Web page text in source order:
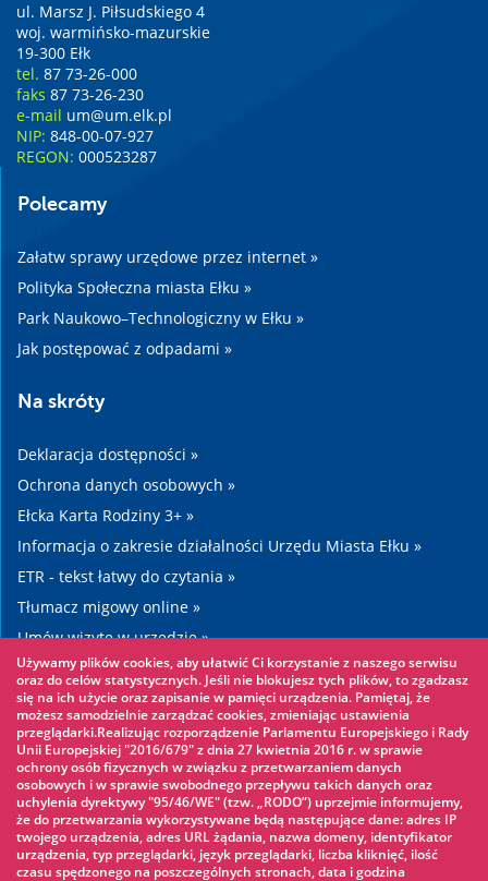
ul. Marsz J. Piłsudskiego 4
woj. warmińsko-mazurskie
19-300 Ełk
tel. 87 73-26-000
faks 87 73-26-230
e-mail um@um.elk.pl
NIP: 848-00-07-927
REGON: 000523287
Polecamy
Załatw sprawy urzędowe przez internet »
Polityka Społeczna miasta Ełku »
Park Naukowo–Technologiczny w Ełku »
Jak postępować z odpadami »
Na skróty
Deklaracja dostępności »
Ochrona danych osobowych »
Ełcka Karta Rodziny 3+ »
Informacja o zakresie działalności Urzędu Miasta Ełku »
ETR - tekst łatwy do czytania »
Tłumacz migowy online »
Umów wizytę w urzędzie »
Drogi »
Warto zobaczyć
Park linowy »
Park Wodny »
Lodowisko »
KINOECK »
Używamy plików cookies, aby ułatwić Ci korzystanie z naszego serwisu
oraz do celów statystycznych. Jeśli nie blokujesz tych plików, to zgadzasz
się na ich użycie oraz zapisanie w pamięci urządzenia. Pamiętaj, że
możesz samodzielnie zarządzać cookies, zmieniając ustawienia
przeglądarki.Realizując rozporządzenie Parlamentu Europejskiego i Rady
Unii Europejskiej "2016/679" z dnia 27 kwietnia 2016 r. w sprawie
ochrony osób fizycznych w związku z przetwarzaniem danych
osobowych i w sprawie swobodnego przepływu takich danych oraz
uchylenia dyrektywy "95/46/WE" (tzw. „RODO”) uprzejmie informujemy,
że do przetwarzania wykorzystywane będą następujące dane: adres IP
twojego urządzenia, adres URL żądania, nazwa domeny, identyfikator
urządzenia, typ przeglądarki, język przeglądarki, liczba kliknięć, ilość
czasu spędzonego na poszczególnych stronach, data i godzina